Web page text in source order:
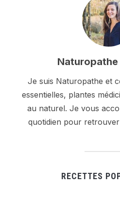
Je suis Naturopathe et
essentielles, plantes
au naturel. Je vous
quotidien pour
RECETTES